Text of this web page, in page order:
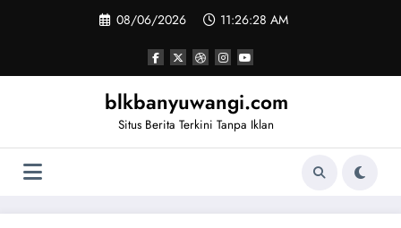
08/06/2026 11:26:29 AM
blkbanyuwangi.com
Situs Berita Terkini Tanpa Iklan